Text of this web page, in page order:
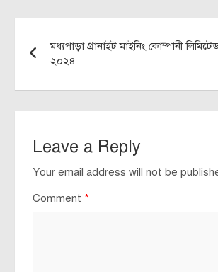
navigation
মধ্যপাড়া গ্রানাইট মাইনিং কোম্পানী
২০২৪
Leave a Reply
Your email address will not be
Comment *